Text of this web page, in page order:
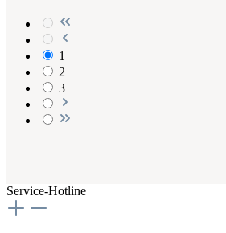
1
2
3
Service-Hotline